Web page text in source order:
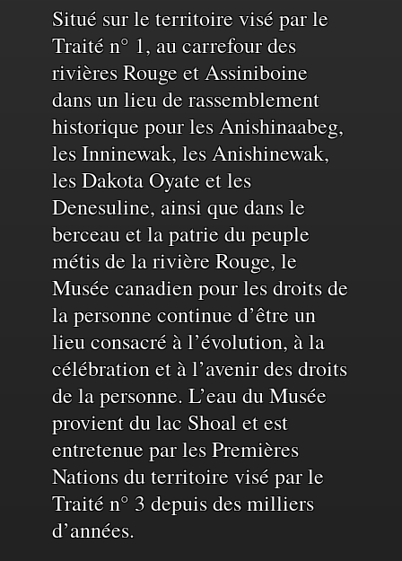
Reconnaissance
du
territoire
et
de
l'eau
Situé sur le territoire visé par le
Traité n° 1, au carrefour des
rivières Rouge et Assiniboine
dans un lieu de rassemblement
historique pour les Anishinaabeg,
les Inninewak, les Anishinewak,
les Dakota Oyate et les
Denesuline, ainsi que dans le
berceau et la patrie du peuple
métis de la rivière Rouge, le
Musée canadien pour les droits de
la personne continue d’être un
lieu consacré à l’évolution, à la
célébration et à l’avenir des droits
de la personne. L’eau du Musée
provient du lac Shoal et est
entretenue par les Premières
Nations du territoire visé par le
Traité n° 3 depuis des milliers
d’années.